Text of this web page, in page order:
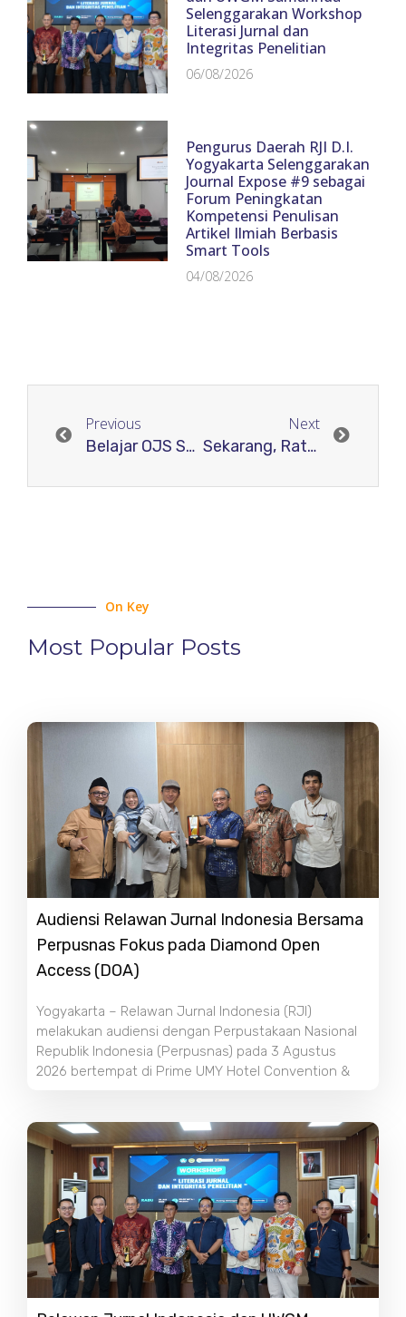
Selenggarakan Workshop
Literasi Jurnal dan
Integritas Penelitian
06/08/2026
Pengurus Daerah RJI D.I.
Yogyakarta Selenggarakan
Journal Expose #9 sebagai
Forum Peningkatan
Kompetensi Penulisan
Artikel Ilmiah Berbasis
Smart Tools
04/08/2026
Previous
Belajar OJS Seri 11, RJI Bahas Migrasi dan Custom OJS 3
Next
Sekarang, Ratusan Pengelola jurnal Ikuti Webinar Amal RJI
On Key
Most Popular Posts
Audiensi Relawan Jurnal Indonesia Bersama
Perpusnas Fokus pada Diamond Open
Access (DOA)
Yogyakarta – Relawan Jurnal Indonesia (RJI)
melakukan audiensi dengan Perpustakaan Nasional
Republik Indonesia (Perpusnas) pada 3 Agustus
2026 bertempat di Prime UMY Hotel Convention &